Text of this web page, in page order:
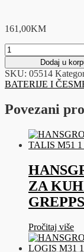
161,00KM
RUBINETA
-
CESMA
ZA
KADU
10-
EL10K08
količina
Dodaj u
SKU: 05514
BATERIJE I
Povezani
ZA
GREPPS
Pročitaj više